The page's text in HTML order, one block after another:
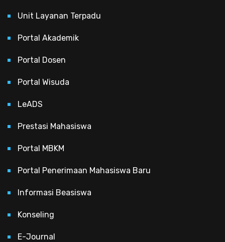
Unit Layanan Terpadu
Portal Akademik
Portal Dosen
Portal Wisuda
LeADS
Prestasi Mahasiswa
Portal MBKM
Portal Penerimaan Mahasiswa Baru
Informasi Beasiswa
Konseling
E-Journal